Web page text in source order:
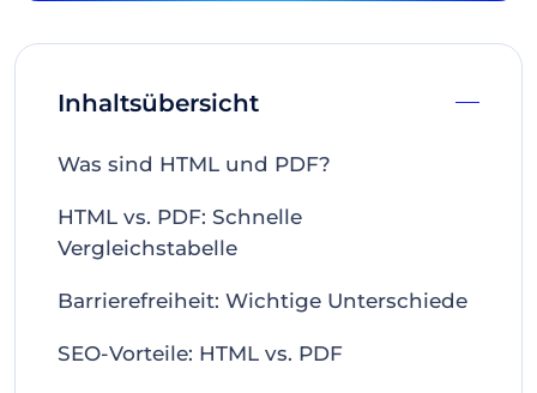
Inhaltsübersicht
Was sind HTML und PDF?
HTML vs. PDF: Schnelle
Vergleichstabelle
Barrierefreiheit: Wichtige Unterschiede
SEO-Vorteile: HTML vs. PDF